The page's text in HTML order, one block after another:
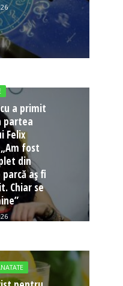
a primit
partea
Felix
fost
din
aș fi
Chiar se